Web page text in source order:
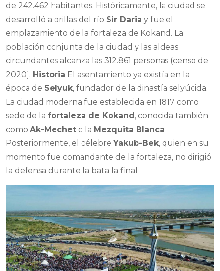
de 242.462 habitantes. Históricamente, la ciudad se
desarrolló a orillas del río Sir Daria y fue el
emplazamiento de la fortaleza de Kokand. La
población conjunta de la ciudad y las aldeas
circundantes alcanza las 312.861 personas (censo de
2020). Historia El asentamiento ya existía en la
época de Selyuk, fundador de la dinastía selyúcida.
La ciudad moderna fue establecida en 1817 como
sede de la fortaleza de Kokand, conocida también
como Ak-Mechet o la Mezquita Blanca.
Posteriormente, el célebre Yakub-Bek, quien en su
momento fue comandante de la fortaleza, no dirigió
la defensa durante la batalla final.